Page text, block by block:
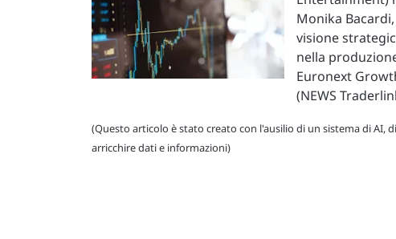
Monika
visione
nella
Euronext
(NEWS
(Questo articolo è stato creato con l'ausilio di un sistema di
arricchire dati e informazioni)